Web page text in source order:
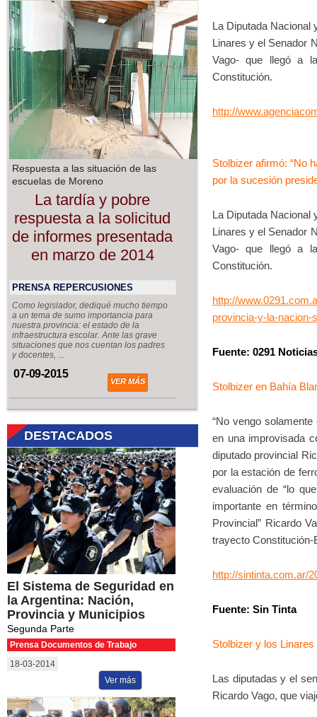
Respuesta a las situación de las
escuelas de Moreno
La tardía y pobre
respuesta a la solicitud
de informes presentada
en marzo de 2014
PRENSA REPERCUSIONES
Como legislador, dediqué mucho tiempo
a un tema de sumo importancia para
nuestra provincia: el estado de la
infraestructura escolar. Ante las grave
situaciones que nos cuentan los padres
y docentes, ...
07-09-2015
VER MÁS
DESTACADOS
El Sistema de Seguridad en
la Argentina: Nación,
Provincia y Municipios
Segunda Parte
Prensa Documentos de Trabajo
18-03-2014
Ver más
La Diputada Nacional
Linares y el Senador
Vago- que llegó a
Constitución.
http://
Stolbizer afirmó: “No
por la sucesión
La Diputada Nacional
Linares y el Senador
Vago- que llegó a
Constitución.
http://
provincia-y-la-nacion-
Fuente: 0291
Stolbizer en Bahía
“No vengo
en una improvisada
diputado provincial
por la estación de
evaluación de “lo
importante en
Provincial” Ricardo
trayecto Constitución-
http://sintinta.com.ar/
Fuente: Sin Tinta
Stolbizer y los
Las diputadas y el
Ricardo Vago, que